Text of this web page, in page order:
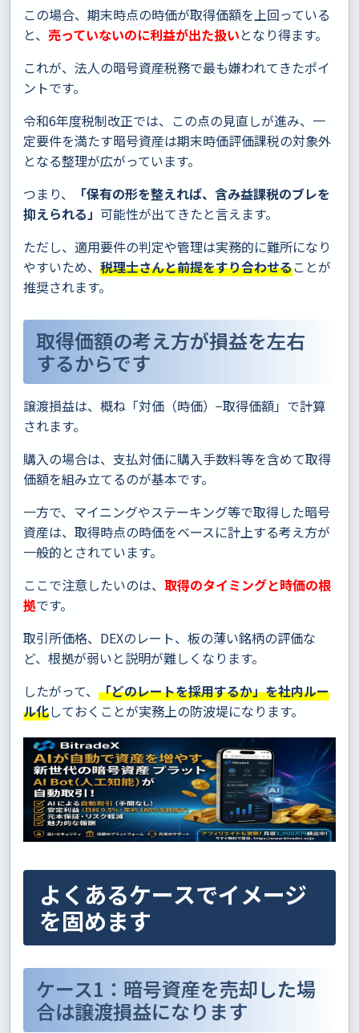
この場合、期末時点の時価が取得価額を上回っている
と、 売っていないのに利益が出た扱いとなり得ます。
これが、法人の暗号資産税務で最も嫌われてきたポイ
ントです。
令和6年度税制改正では、この点の見直しが進み、一
定要件を満たす暗号資産は期末時価評価課税の対象外
となる整理が広がっています。
つまり、
「保有の形を整えれば、含み益課税のブレを
抑えられる」 可能性が出てきたと言えます。
ただし、適用要件の判定や管理は実務的に難所になり
やすいため、 税理士さんと前提をすり合わせることが
推奨されます。
取得価額の考え方が損益を左右
するからです
譲渡損益は、概ね「対価（時価）−取得価額」で計算
されます。
購入の場合は、支払対価に購入手数料等を含めて取得
価額を組み立てるのが基本です。
一方で、マイニングやステーキング等で取得した暗号
資産は、取得時点の時価をベースに計上する考え方が
一般的とされています。
ここで注意したいのは、 取得のタイミングと時価の根
拠です。
取引所価格、DEXのレート、板の薄い銘柄の評価な
ど、根拠が弱いと説明が難しくなります。
したがって、 「どのレートを採用するか」を社内ルー
ル化しておくことが実務上の防波堤になります。
よくあるケースでイメージ
を固めます
ケース1：暗号資産を売却した場
合は譲渡損益になります